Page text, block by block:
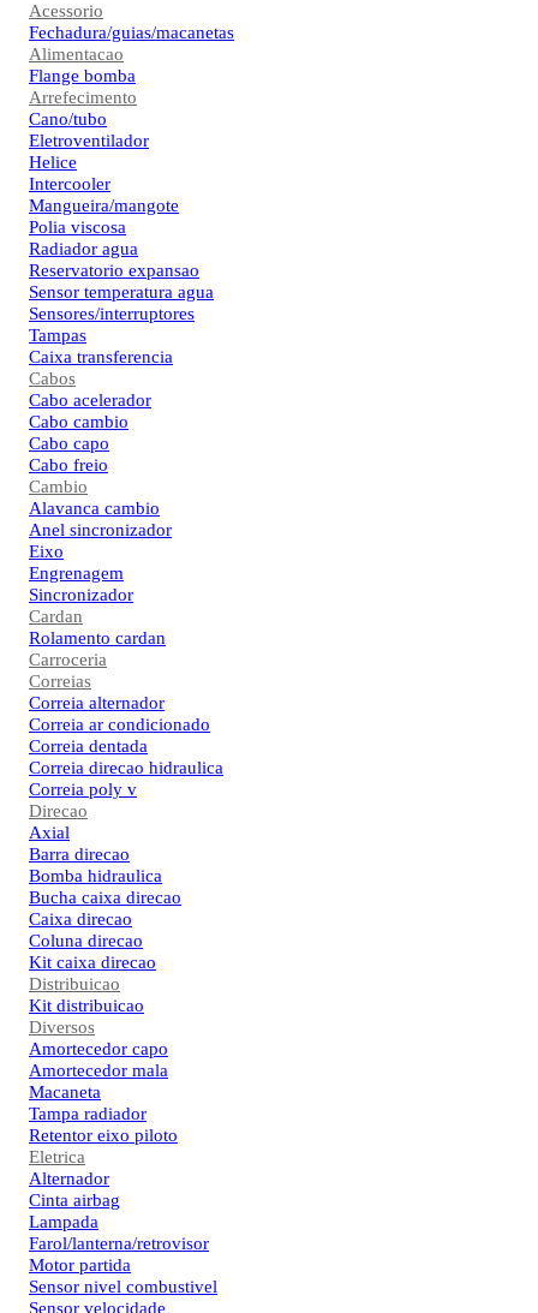
Acessorio
Fechadura/guias/macanetas
Alimentacao
Flange bomba
Arrefecimento
Cano/tubo
Eletroventilador
Helice
Intercooler
Mangueira/mangote
Polia viscosa
Radiador agua
Reservatorio expansao
Sensor temperatura agua
Sensores/interruptores
Tampas
Caixa transferencia
Cabos
Cabo acelerador
Cabo cambio
Cabo capo
Cabo freio
Cambio
Alavanca cambio
Anel sincronizador
Eixo
Engrenagem
Sincronizador
Cardan
Rolamento cardan
Carroceria
Correias
Correia alternador
Correia ar condicionado
Correia dentada
Correia direcao hidraulica
Correia poly v
Direcao
Axial
Barra direcao
Bomba hidraulica
Bucha caixa direcao
Caixa direcao
Coluna direcao
Kit caixa direcao
Distribuicao
Kit distribuicao
Diversos
Amortecedor capo
Amortecedor mala
Macaneta
Tampa radiador
Retentor eixo piloto
Eletrica
Alternador
Cinta airbag
Lampada
Farol/lanterna/retrovisor
Motor partida
Sensor nivel combustivel
Sensor velocidade